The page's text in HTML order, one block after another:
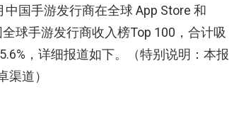
国手游发行商在全球 App Store 和
球手游发行商收入榜Top 100，合计吸
，详细报道如下。（特别说明：本报
道）